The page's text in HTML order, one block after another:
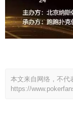
本文来自网络，不代
https://